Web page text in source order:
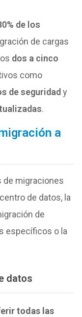
de los
de cargas
dos a cinco
como
de seguridady
.
a
de migraciones
de datos, la
de
específicos o la
datos
todas las